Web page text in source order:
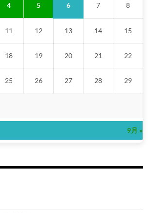
4 5 6 7 8
11 12 13 14 15
18 19 20 21 22
25 26 27 28 29
9月 »